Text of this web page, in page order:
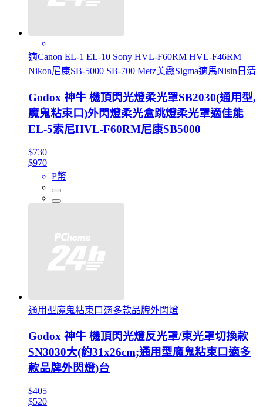
適Canon EL-1 EL-10 Sony HVL-F60RM HVL-F46RM
Nikon尼康SB-5000 SB-700 Metz美緻Sigma適馬Nisin日清
Godox 神牛 機頂閃光燈柔光罩SB2030(通用型,
魔鬼粘束口)外閃燈柔光盒跳燈柔光罩適佳能
EL-5索尼HVL-F60RM尼康SB5000
$730
$970
P幣
通用型魔鬼粘束口適多款品牌外閃燈
Godox 神牛 機頂閃光燈反光罩/束光罩切換款
SN3030大(約31x26cm;通用型魔鬼粘束口適多
款品牌外閃燈)台
$405
$520